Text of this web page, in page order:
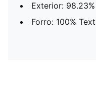
Exterior:
Forro: 100%